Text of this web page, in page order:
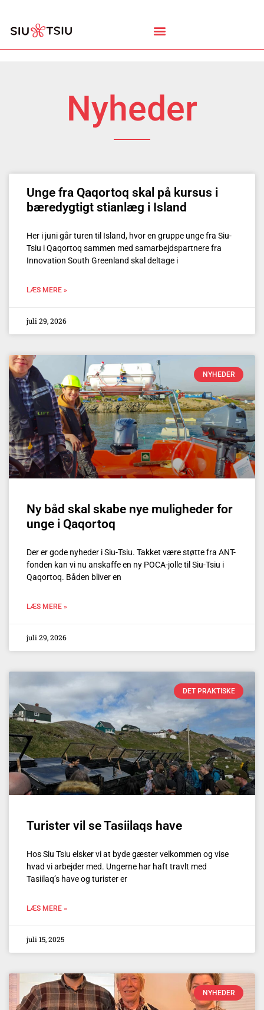
Nyheder
Unge fra Qaqortoq skal på kursus i
bæredygtigt stianlæg i Island
Her i juni går turen til Island, hvor en gruppe unge fra Siu-
Tsiu i Qaqortoq sammen med samarbejdspartnere fra
Innovation South Greenland skal deltage i
LÆS MERE »
juli 29, 2026
NYHEDER
Ny båd skal skabe nye muligheder for
unge i Qaqortoq
Der er gode nyheder i Siu-Tsiu. Takket være støtte fra ANT-
fonden kan vi nu anskaffe en ny POCA-jolle til Siu-Tsiu i
Qaqortoq. Båden bliver en
LÆS MERE »
juli 29, 2026
DET PRAKTISKE
Turister vil se Tasiilaqs have
Hos Siu Tsiu elsker vi at byde gæster velkommen og vise
hvad vi arbejder med. Ungerne har haft travlt med
Tasiilaq’s have og turister er
LÆS MERE »
juli 15, 2025
NYHEDER